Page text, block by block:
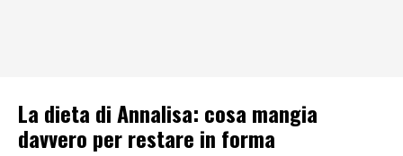
La dieta di Annalisa: cosa mangia
davvero per restare in forma